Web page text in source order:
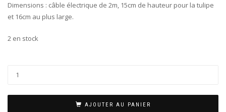
Dimensions : câble électrique de 2m, 15cm de hauteur pour la tulipe
et 16cm au plus large.
2 en stock
AJOUTER AU PANIER